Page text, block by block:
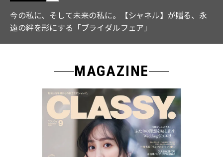
【ICB】人気インフルエンサーと共同制作! 週5で着たく
なる「名品ブラウス」２選
MAGAZINE